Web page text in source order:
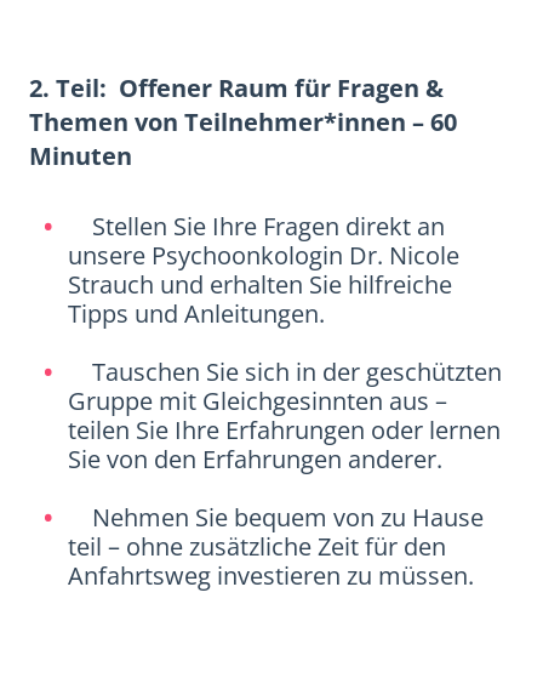
2. Teil: Offener Raum für Fragen &
Themen von Teilnehmer*innen – 60
Minuten
Stellen Sie Ihre Fragen direkt an
unsere Psychoonkologin Dr. Nicole
Strauch und erhalten Sie hilfreiche
Tipps und Anleitungen.
Tauschen Sie sich in der geschützten
Gruppe mit Gleichgesinnten aus –
teilen Sie Ihre Erfahrungen oder lernen
Sie von den Erfahrungen anderer.
Nehmen Sie bequem von zu Hause
teil – ohne zusätzliche Zeit für den
Anfahrtsweg investieren zu müssen.